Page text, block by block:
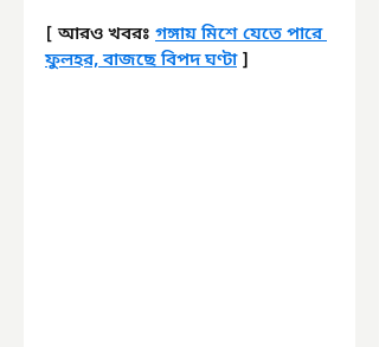
[ আরও খবরঃ গঙ্গায় মিশে যেতে পারে
ফুলহর, বাজছে বিপদ ঘণ্টা ]